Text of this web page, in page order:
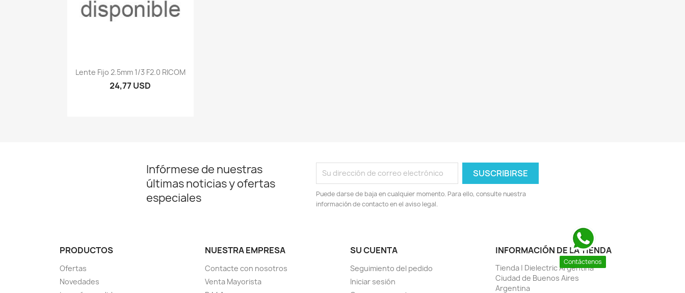
Vista rápida
Lente Fijo 2.5mm 1/3 F2.0 RICOM
24,77 USD
Infórmese de nuestras
últimas noticias y ofertas
especiales
Puede darse de baja en cualquier momento. Para ello, consulte nuestra
información de contacto en el aviso legal.
PRODUCTOS
Ofertas
Novedades
NUESTRA EMPRESA
Contacte con nosotros
Venta Mayorista
SU CUENTA
Seguimiento del pedido
Iniciar sesión
INFORMACIÓN DE LA TIENDA
Tienda | Dielectric Argentina
Ciudad de Buenos Aires
Argentina
Contáctenos